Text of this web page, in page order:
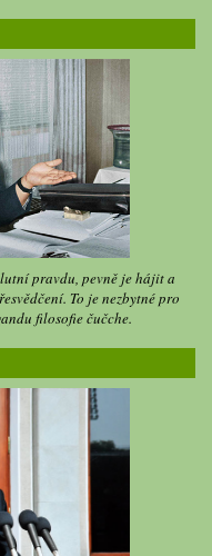
pravdu, pevně je hájit a
To je nezbytné pro
filosofie čučche.